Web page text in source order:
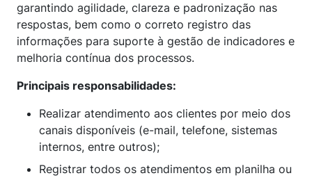
garantindo agilidade, clareza e padronização nas
respostas, bem como o correto registro das
informações para suporte à gestão de indicadores e
melhoria contínua dos processos.
Principais responsabilidades:
Realizar atendimento aos clientes por meio dos
canais disponíveis (e-mail, telefone, sistemas
internos, entre outros);
Registrar todos os atendimentos em planilha ou